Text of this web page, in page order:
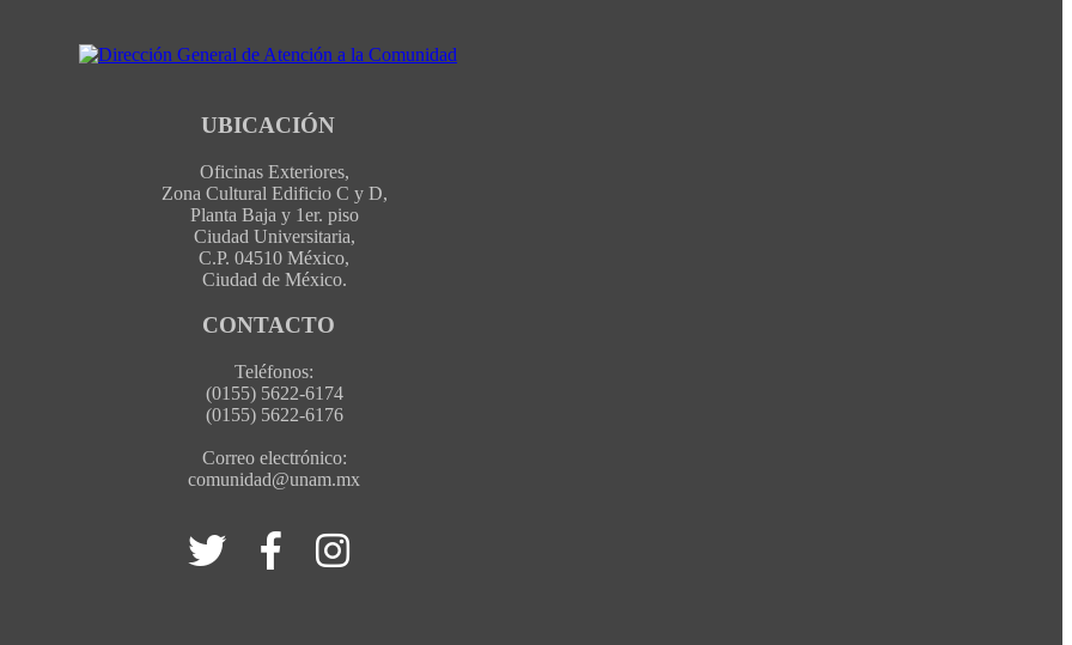
UBICACIÓN
Oficinas Exteriores,
Zona Cultural Edificio C y D,
Planta Baja y 1er. piso
Ciudad Universitaria,
C.P. 04510 México,
Ciudad de México.
CONTACTO
Teléfonos:
(0155) 5622-6174
(0155) 5622-6176
Correo electrónico:
comunidad@unam.mx